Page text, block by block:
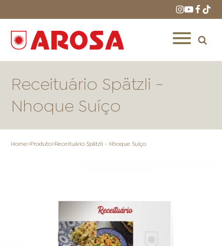
LOJAS AROSA
Receituário Spätzli -
Nhoque Suíço
Home>Produto>Receituário Spätzli - Nhoque Suíço